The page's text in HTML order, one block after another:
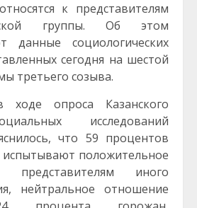
к представителям
группы. Об этом
данные социологических
сегодня на шестой
третьего созыва.
опроса Казанского
исследований
что 59 процентов
испытывают положительное
иного
нейтральное отношение